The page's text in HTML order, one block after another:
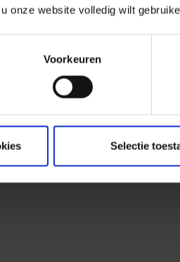
onze website volledig wilt
Voorkeuren
Selectie